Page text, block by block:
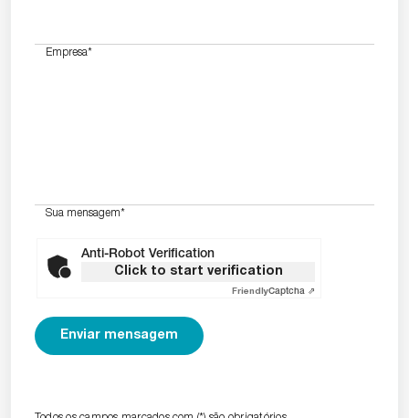
Empresa*
Sua mensagem*
Anti-Robot Verification
Click to start verification
FriendlyCaptcha ⇗